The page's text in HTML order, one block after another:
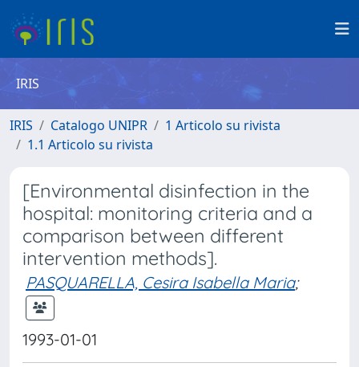
IRIS
IRIS Catalogo UNIPR
1 Articolo su rivista
1.1 Articolo su rivista
[Environmental disinfection in the
hospital: monitoring criteria and a
comparison between different
intervention methods].
PASQUARELLA, Cesira Isabella Maria;
1993-01-01